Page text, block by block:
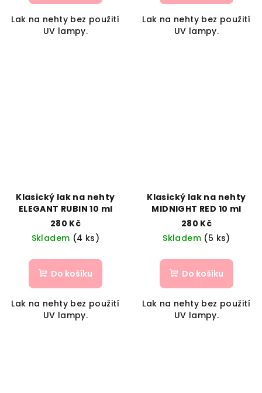
Lak na nehty bez použití
UV lampy.
Lak na nehty bez použití
UV lampy.
Klasický lak na nehty
ELEGANT RUBIN 10 ml
280 Kč
Skladem (4 ks)
Do košíku
Lak na nehty bez použití
UV lampy.
Klasický lak na nehty
MIDNIGHT RED 10 ml
280 Kč
Skladem (5 ks)
Do košíku
Lak na nehty bez použití
UV lampy.